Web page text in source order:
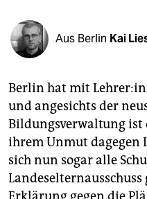
shop
fragen & hilfe
unterstützen
abo
genossenschaft
epaper login
Aus Berlin Kai
Berlin hat mit
und angesichts der
Bildungsverwaltung ist
ihrem Unmut dagegen
sich nun sogar alle